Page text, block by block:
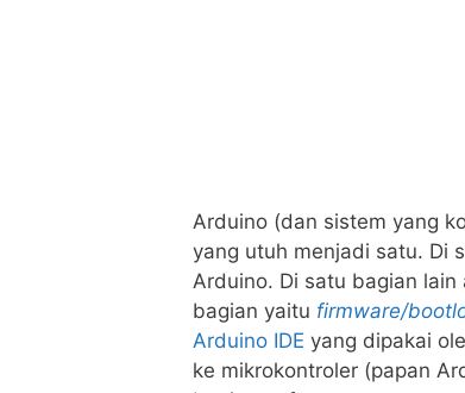
Arduino (dan sistem yang
yang utuh menjadi satu. Di
Arduino. Di satu bagian lain
bagian yaitu firmware/
Arduino IDE yang dipakai
ke mikrokontroler (papan